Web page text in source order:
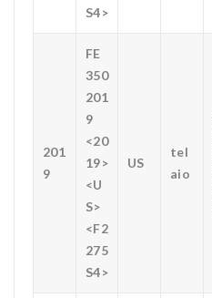
S4>
201
9
FE
350
201
9
<20
19>
<U
S>
<F2
275
S4>
US
tel
aio